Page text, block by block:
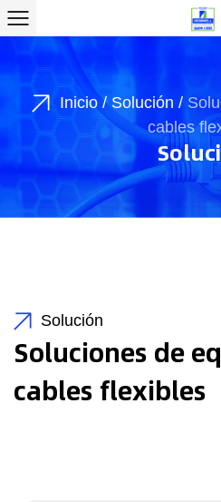
Inicio / Solución /
cables
Solución
Soluciones de
cables flexibles